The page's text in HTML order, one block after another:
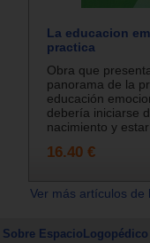
La educacion
practica
Obra que
panorama de la
educación
debería iniciarse
nacimiento y
16.40 €
Ver más artículos
Sobre EspacioLogopédico